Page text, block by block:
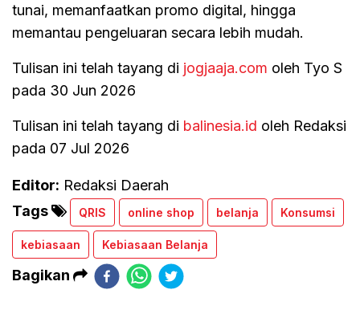
tunai, memanfaatkan promo digital, hingga
memantau pengeluaran secara lebih mudah.
Tulisan ini telah tayang di jogjaaja.com oleh Tyo S
pada 30 Jun 2026
Tulisan ini telah tayang di balinesia.id oleh Redaksi
pada 07 Jul 2026
Editor: Redaksi Daerah
Tags
QRIS online shop belanja Konsumsi
kebiasaan Kebiasaan Belanja
Bagikan